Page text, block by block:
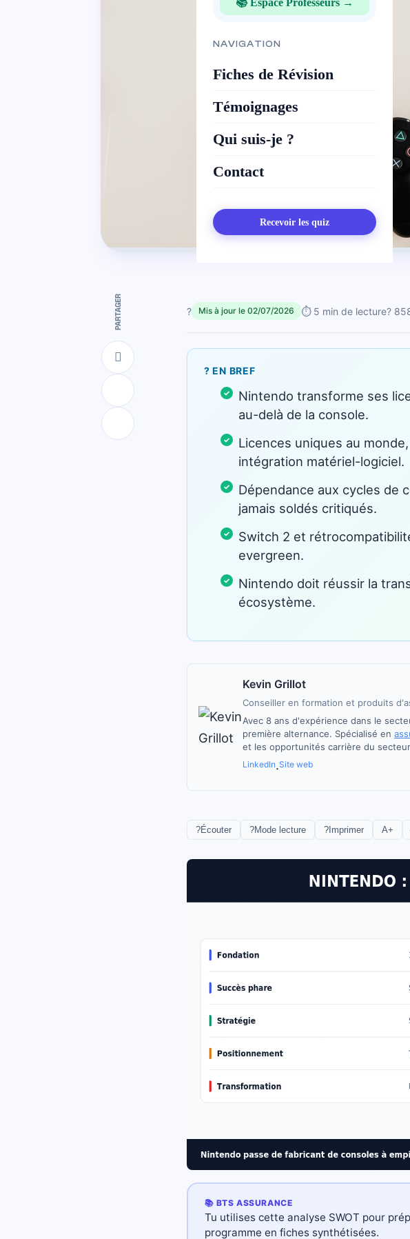
📚 Espace Professeurs →
NAVIGATION
Fiches de Révision
Témoignages
Qui suis-je ?
Contact
Recevoir les quiz
PARTAGER ? Mis à jour le 02/07/2026 ⏱ 5 min de lecture?
? EN BREF
Nintendo transforme ses
au-delà de la console.
Licences uniques au
intégration matériel-logiciel.
Dépendance aux cycles de
jamais soldés critiqués.
Switch 2 et
evergreen.
Nintendo doit réussir la
écosystème.
Kevin Grillot
Conseiller en formation et produits
Avec 8 ans d'expérience dans le
première alternance. Spécialisé en
et les opportunités carrière du
LinkedIn·Site web
?Écouter ?Mode lecture ? Imprimer A+
📚 BTS ASSURANCE
Tu utilises cette analyse SWOT pour
programme en fiches synthétisées.